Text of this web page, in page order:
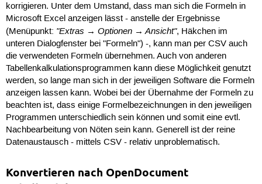
korrigieren. Unter dem Umstand, dass man sich die Formeln in
Microsoft Excel anzeigen lässt - anstelle der Ergebnisse
(Menüpunkt: "Extras → Optionen → Ansicht", Häkchen im
unteren Dialogfenster bei "Formeln") -, kann man per CSV auch
die verwendeten Formeln übernehmen. Auch von anderen
Tabellenkalkulationsprogrammen kann diese Möglichkeit genutzt
werden, so lange man sich in der jeweiligen Software die Formeln
anzeigen lassen kann. Wobei bei der Übernahme der Formeln zu
beachten ist, dass einige Formelbezeichnungen in den jeweiligen
Programmen unterschiedlich sein können und somit eine evtl.
Nachbearbeitung von Nöten sein kann. Generell ist der reine
Datenaustausch - mittels CSV - relativ unproblematisch.
Konvertieren nach OpenDocument